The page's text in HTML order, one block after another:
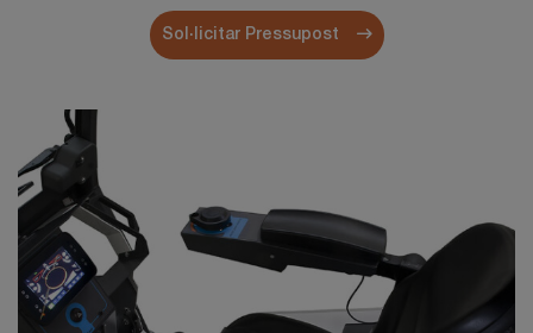
Sol·licitar Pressupost